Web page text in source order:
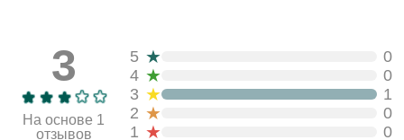
3
На основе 1
отзывов
5 ★
0
4 ★
0
3 ★
1
2 ★
0
1 ★ 0